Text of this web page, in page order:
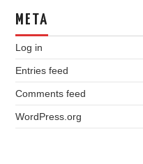
META
Log in
Entries feed
Comments feed
WordPress.org